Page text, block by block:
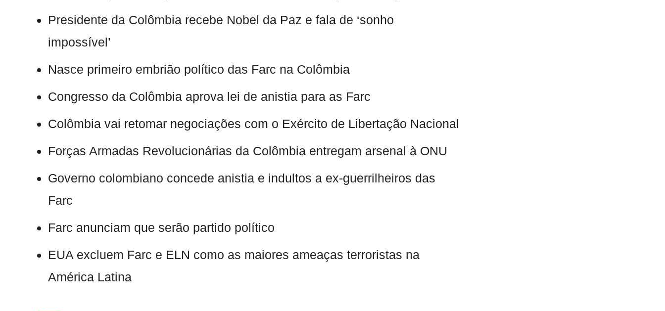
Presidente da Colômbia recebe Nobel da Paz e fala de ‘sonho
impossível’
Nasce primeiro embrião político das Farc na Colômbia
Congresso da Colômbia aprova lei de anistia para as Farc
Colômbia vai retomar negociações com o Exército de Libertação Nacional
Forças Armadas Revolucionárias da Colômbia entregam arsenal à ONU
Governo colombiano concede anistia e indultos a ex-guerrilheiros das
Farc
Farc anunciam que serão partido político
EUA excluem Farc e ELN como as maiores ameaças terroristas na
América Latina